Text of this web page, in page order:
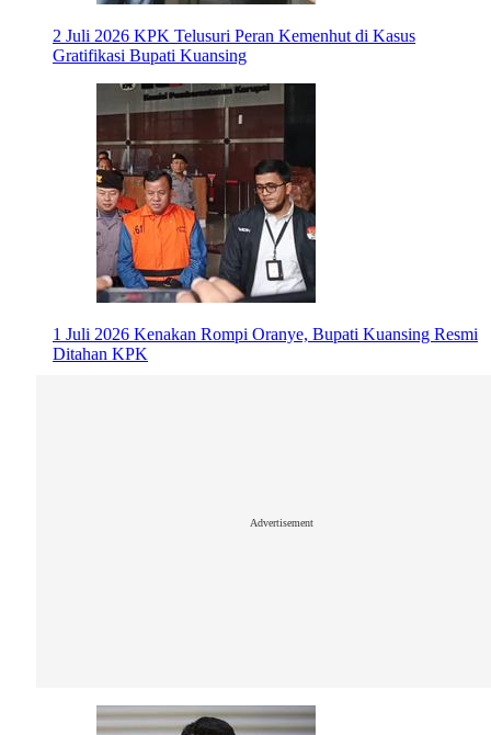
2 Juli 2026 KPK Telusuri Peran Kemenhut di Kasus
Gratifikasi Bupati Kuansing
1 Juli 2026 Kenakan Rompi Oranye, Bupati Kuansing Resmi
Ditahan KPK
Advertisement